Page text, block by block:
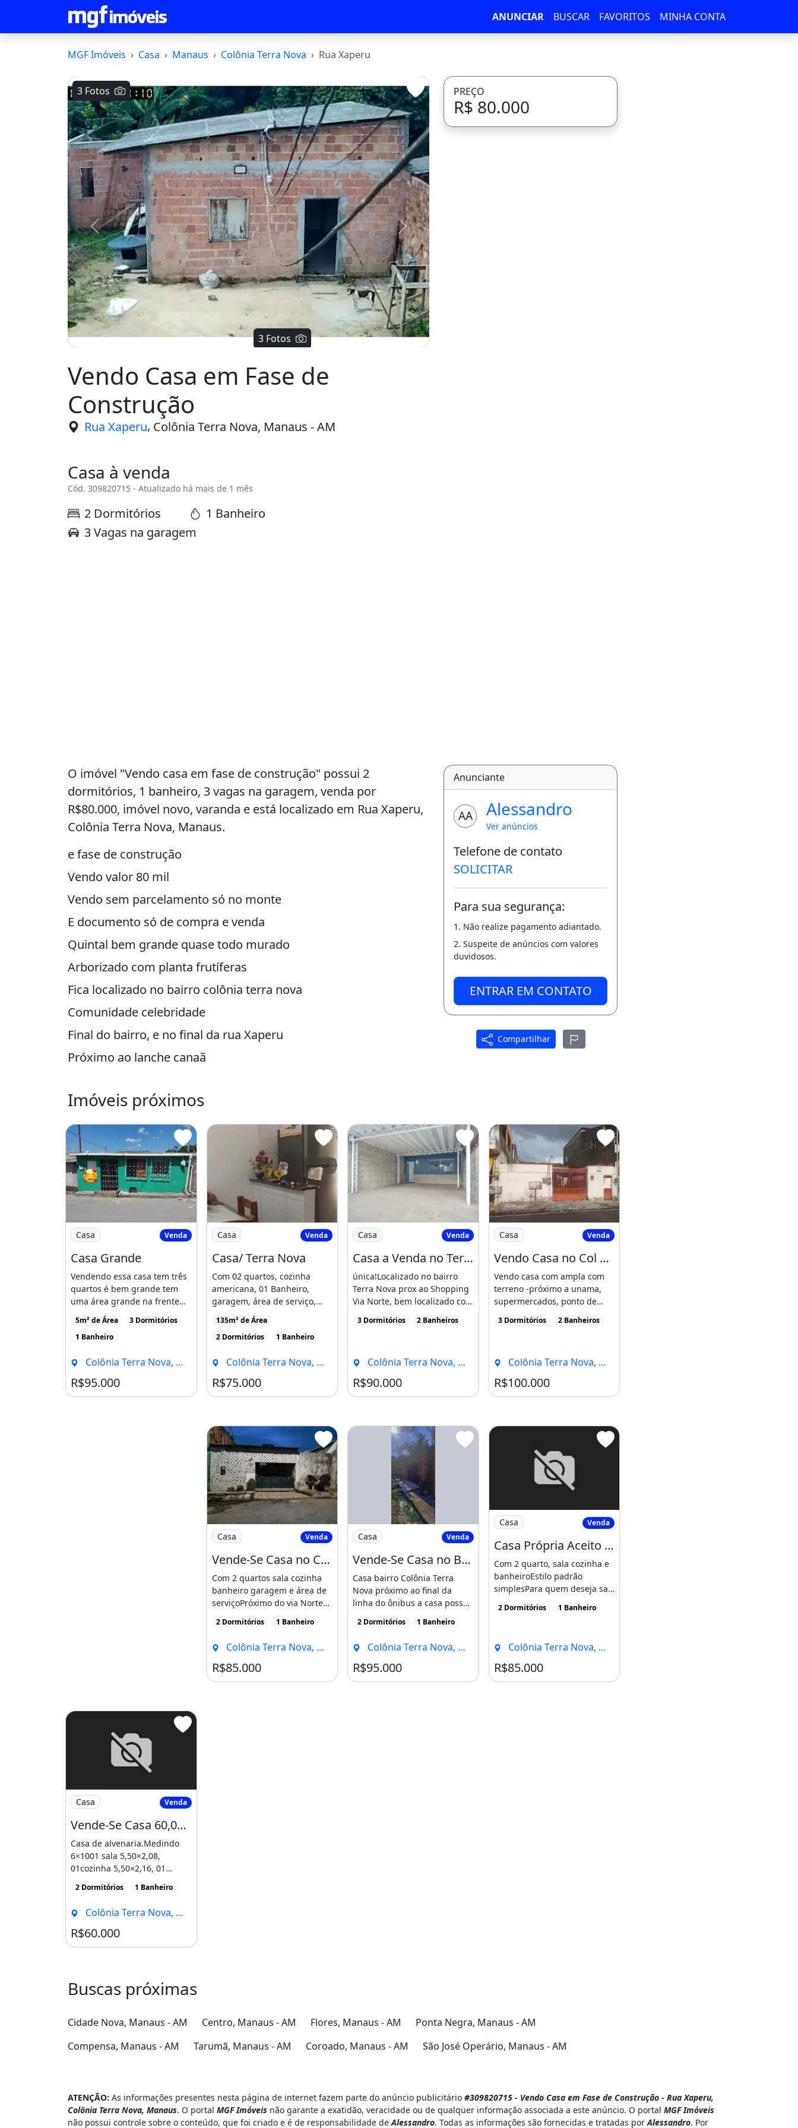
ANUNCIAR BUSCAR FAVORITOS MINHA CONTA
MGF Imóveis Casa Manaus Colônia Terra Nova Rua Xaperu
3 Fotos
Voltar Avançar
Vendo Casa em Fase de
Construção
Rua Xaperu, Colônia Terra Nova, Manaus - AM
Casa à venda
Cód. 309820715 - Atualizado há mais de 1 mês
2 Dormitórios
1 Banheiro
3 Vagas na garagem
PREÇO
R$ 80.000
O imóvel "Vendo casa em fase de construção" possui 2
dormitórios, 1 banheiro, 3 vagas na garagem, venda por
R$80.000, imóvel novo, varanda e está localizado em Rua Xaperu,
Colônia Terra Nova, Manaus.
e fase de construção
Vendo valor 80 mil
Vendo sem parcelamento só no monte
E documento só de compra e venda
Quintal bem grande quase todo murado
Arborizado com planta frutíferas
Fica localizado no bairro colônia terra nova
Comunidade celebridade
Final do bairro, e no final da rua Xaperu
Próximo ao lanche canaã
Tem água não paga
Luz paga
Água e luz tá tudo ok
Pra mais informações interessado ligar ou ZAP 92986156780
Fotos mando pelo zap
Imóvel novo Varanda
Anunciante
AA Alessandro
Ver anúncios
Telefone de contato
SOLICITAR
Para sua segurança:
1. Não realize pagamento adiantado.
2. Suspeite de anúncios com valores
duvidosos.
ENTRAR EM CONTATO
Compartilhar
Imóveis próximos
Imagem: Casa Grande
Casa Venda
Casa Grande
Vendendo essa casa tem três
quartos é bem grande tem
uma área grande na frente
para pessoa fazer [...]
5m² de Área
3 Dormitórios
1 Banheiro
Colônia Terra Nova, Manaus - AM
R$95.000
Imagem: Casa/ Terra Nova
Casa Venda
Casa/ Terra Nova
Com 02 quartos, cozinha
americana, 01 Banheiro,
garagem, área de serviço,
quintal, construção nova, [...]
135m² de Área
2 Dormitórios
1 Banheiro
Colônia Terra Nova, Manaus - AM
R$75.000
Imagem: Casa a Venda no Terra Nova Prox Ao Shopping
Casa Venda
Casa a Venda no Terra Nova Prox Ao Shopping
única!Localizado no bairro
Terra Nova prox ao Shopping
Via Norte, bem localizado com
3 Dormitórios 2 Banheiros
Colônia Terra Nova, Manaus - AM
R$90.000
Imagem: Vendo Casa no Col Terra Nova Prox do Caic
Casa Venda
Vendo Casa no Col Terra Nova Prox do Caic
Vendo casa com ampla com
terreno -próximo a unama,
supermercados, ponto de
3 Dormitórios 2 Banheiros
Colônia Terra Nova, Manaus - AM
R$100.000
Imagem: Vende-Se Casa no Colônia Terra Nova
Casa Venda
Vende-Se Casa no Colônia Terra Nova
Com 2 quartos sala cozinha
banheiro garagem e área de
serviçoPróximo do via Norte
2 Dormitórios 1 Banheiro
Colônia Terra Nova, Manaus - AM
R$85.000
Imagem: Vende-Se Casa no Bairro Colônia Terra Nova
Casa Venda
Vende-Se Casa no Bairro Colônia Terra Nova 95.000
Casa bairro Colônia Terra
Nova próximo ao final da
linha do ônibus a casa possui
2 Dormitórios 1 Banheiro
Colônia Terra Nova, Manaus - AM
R$95.000
Imagem: Casa Própria Aceito Parcelar
Casa Venda
Casa Própria Aceito Parcelar
Com 2 quarto, sala cozinha e
banheiroEstilo padrão
simplesPara quem deseja sair
2 Dormitórios 1 Banheiro
Colônia Terra Nova, Manaus - AM
R$85.000
Imagem: Vende-Se Casa 60,000 Reais
Casa Venda
Vende-Se Casa 60,000 Reais
Casa de alvenaria.Medindo
6×1001 sala 5,50×2,08,
01cozinha 5,50×2,16, 01
[...]
2 Dormitórios 1 Banheiro
Colônia Terra Nova, Manaus - AM
R$60.000
Buscas próximas
Cidade Nova, Manaus - AM Centro, Manaus - AM Flores, Manaus - AM
Ponta Negra, Manaus - AM
Compensa, Manaus - AM
Tarumã, Manaus - AM Coroado, Manaus - AM São José Operário, Manaus - AM
ATENÇÃO: As informações presentes nesta página de internet fazem parte do anúncio publicitário #309820715 - Vendo Casa em Fase de Construção - Rua Xaperu,
Colônia Terra Nova, Manaus. O portal MGF Imóveis não garante a exatidão, veracidade ou de qualquer informação associada a este anúncio. O portal MGF Imóveis
não possui controle sobre o conteúdo, que foi criado e é de responsabilidade deAlessandro. Todas as informações são fornecidas e tratadas porAlessandro. Por